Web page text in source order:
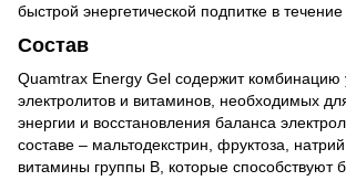
быстрой энергетической подпитке в течение
Состав
Quamtrax Energy Gel содержит комбинацию
электролитов и витаминов, необходимых
энергии и восстановления баланса
составе – мальтодекстрин, фруктоза,
витамины группы B, которые способствуют